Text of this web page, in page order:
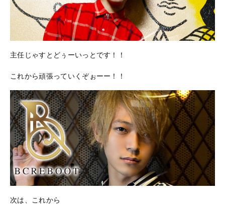
主任じゃすとどぅーいっとです！！
これから頑張っていくぞぉーー！！
次は、これから